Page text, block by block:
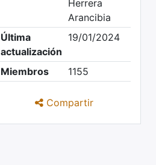
Herrera
Arancibia
Última
actualización
19/01/2024
Miembros 1155
Compartir